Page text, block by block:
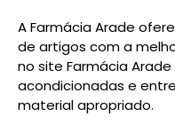
A Farmácia Arade
de artigos com a
no site Farmácia
acondicionadas e
material apropriado.